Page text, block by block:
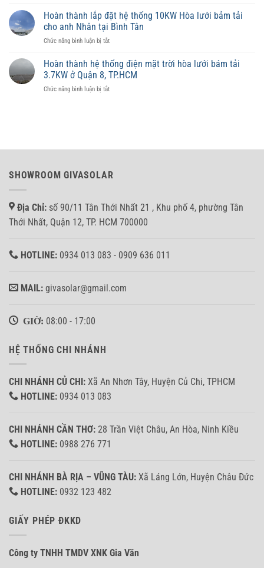
có
lưu
NLMT
phù
từng
tích
mặt
trời
có
ảnh
đến
giá
tài
Hoàn thành lắp đặt hệ thống 10KW Hòa lưới bảm tải
cho anh Nhân tại Bình Tân
Chức năng bình luận bị tắtở
thành
lắp
đặt
hệ
tải
anh
Nhân
Tân
Hoàn thành hệ thống điện mặt trời hòa lưới bám tải
3.7KW ở Quận 8, TP.HCM
Chức năng bình luận bị tắtở
mặt
lưới
3.7KW
ở
SHOWROOM GIVASOLAR
Địa Chỉ: số 90/11 Tân Thới Nhất 21 , Khu phố 4, phường Tân
Thới Nhất, Quận 12, TP. HCM 700000
HOTLINE: 0934 013 083 - 0909 636 011
MAIL: givasolar@gmail.com
GIỜ: 08:00 - 17:00
HỆ THỐNG CHI NHÁNH
CHI NHÁNH CỦ CHI: Xã An Nhơn Tây, Huyện Củ Chi, TPHCM
HOTLINE: 0934 013 083
CHI NHÁNH CẦN THƠ: 28 Trần Việt Châu, An Hòa, Ninh Kiều
HOTLINE: 0988 276 771
CHI NHÁNH BÀ RỊA – VŨNG TÀU: Xã Láng Lớn, Huyện Châu Đức
HOTLINE: 0932 123 482
GIẤY PHÉP ĐKKD
Công ty TNHH TMDV XNK Gia Văn